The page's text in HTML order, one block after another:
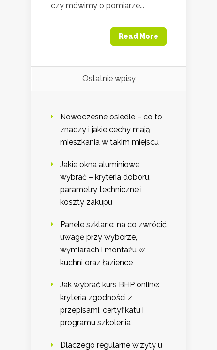
czy mówimy o pomiarze...
Read More
Ostatnie wpisy
Nowoczesne osiedle – co to
znaczy i jakie cechy mają
mieszkania w takim miejscu
Jakie okna aluminiowe
wybrać – kryteria doboru,
parametry techniczne i
koszty zakupu
Panele szklane: na co zwrócić
uwagę przy wyborze,
wymiarach i montażu w
kuchni oraz łazience
Jak wybrać kurs BHP online:
kryteria zgodności z
przepisami, certyfikatu i
programu szkolenia
Dlaczego regularne wizyty u